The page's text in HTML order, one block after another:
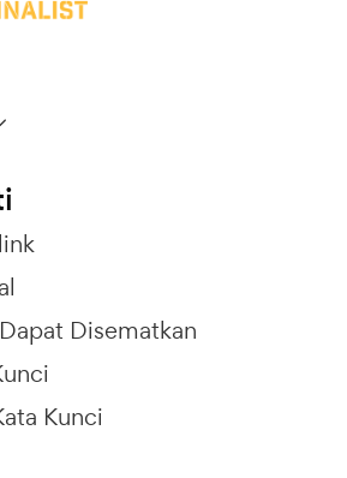
Disematkan
Kunci